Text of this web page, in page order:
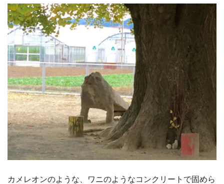
カメレオンのような、ワニのようなコンクリートで固めら